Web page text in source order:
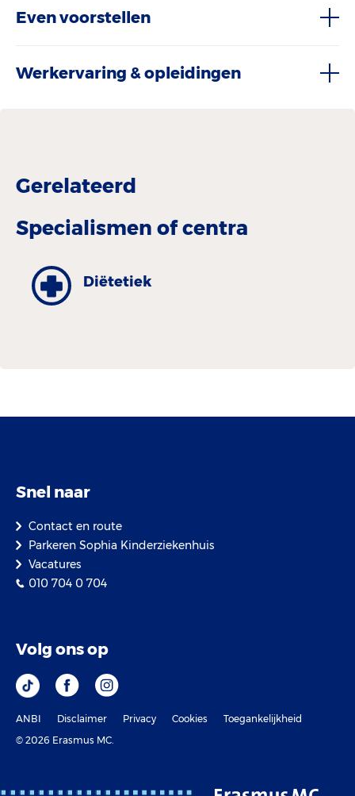
Even voorstellen
Werkervaring & opleidingen
Gerelateerd
Specialismen of centra
Diëtetiek
Snel naar
Contact en route
Parkeren Sophia Kinderziekenhuis
Vacatures
010 704 0 704
Volg ons op
ANBI Disclaimer Privacy Cookies
Toegankelijkheid
© 2026 Erasmus MC.